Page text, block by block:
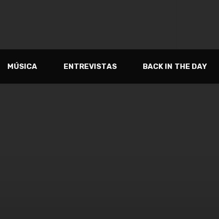
MÚSICA ENTREVISTAS BACK IN THE DAY